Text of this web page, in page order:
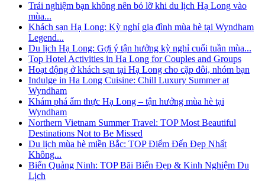
Trải nghiệm bạn không nên bỏ lỡ khi du lịch Hạ Long vào
mùa...
Khách sạn Hạ Long: Kỳ nghỉ gia đình mùa hè tại Wyndham
Legend...
Du lịch Hạ Long: Gợi ý tận hưởng kỳ nghỉ cuối tuần mùa...
Top Hotel Activities in Ha Long for Couples and Groups
Hoạt động ở khách sạn tại Hạ Long cho cặp đôi, nhóm bạn
Indulge in Ha Long Cuisine: Chill Luxury Summer at
Wyndham
Khám phá ẩm thực Hạ Long – tận hưởng mùa hè tại
Wyndham
Northern Vietnam Summer Travel: TOP Most Beautiful
Destinations Not to Be Missed
Du lịch mùa hè miền Bắc: TOP Điểm Đến Đẹp Nhất
Không...
Biển Quảng Ninh: TOP Bãi Biển Đẹp & Kinh Nghiệm Du
Lịch